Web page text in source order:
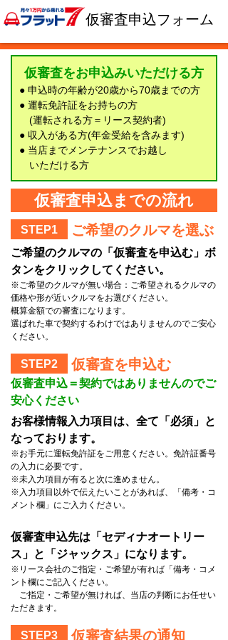
仮審査申込フォーム
仮審査をお申込みいただける方
● 申込時の年齢が20歳から70歳までの方
● 運転免許証をお持ちの方
(運転される方＝リース契約者)
● 収入がある方(年金受給を含みます)
● 当店までメンテナンスでお越し
いただける方
仮審査申込までの流れ
STEP1 ご希望のクルマを選ぶ
ご希望のクルマの「仮審査を申込む」ボ
タンをクリックしてください。
※ご希望のクルマが無い場合：ご希望されるクルマの
価格や形が近いクルマをお選びください。
概算金額での審査になります。
選ばれた車で契約するわけではありませんのでご安心
ください。
STEP2 仮審査を申込む
仮審査申込＝契約ではありませんのでご
安心ください
お客様情報入力項目は、全て「必須」と
なっております。
※お手元に運転免許証をご用意ください。免許証番号
の入力に必要です。
※未入力項目が有ると次に進めません。
※入力項目以外で伝えたいことがあれば、「備考・コ
メント欄」にご入力ください。
仮審査申込先は「セディナオートリー
ス」と「ジャックス」になります。
※リース会社のご指定・ご希望が有れば「備考・コメ
ント欄にご記入ください。
ご指定・ご希望が無ければ、当店の判断にお任せい
ただきます。
STEP3 仮審査結果の通知